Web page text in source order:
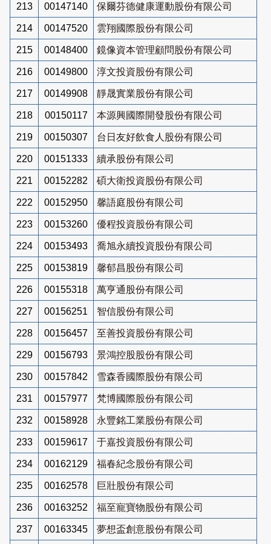
213 00147140 保爾芬德健康運動股份有限公司
214 00147520 雲翔國際股份有限公司
215 00148400 鏡像資本管理顧問股份有限公司
216 00149800 淳文投資股份有限公司
217 00149908 靜晟實業股份有限公司
218 00150117 本源興國際開發股份有限公司
219 00150307 台日友好飲食人股份有限公司
220 00151333 續承股份有限公司
221 00152282 碩大衛投資股份有限公司
222 00152950 馨語庭股份有限公司
223 00153260 優程投資股份有限公司
224 00153493 喬旭永續投資股份有限公司
225 00153819 馨郁昌股份有限公司
226 00155318 萬亨通股份有限公司
227 00156251 智信股份有限公司
228 00156457 至善投資股份有限公司
229 00156793 景鴻控股股份有限公司
230 00157842 雪森香國際股份有限公司
231 00157977 梵博國際股份有限公司
232 00158928 永豐銘工業股份有限公司
233 00159617 于嘉投資股份有限公司
234 00162129 福春紀念股份有限公司
235 00162578 巨壯股份有限公司
236 00163252 福至寵寶物股份有限公司
237 00163345 夢想盃創意股份有限公司